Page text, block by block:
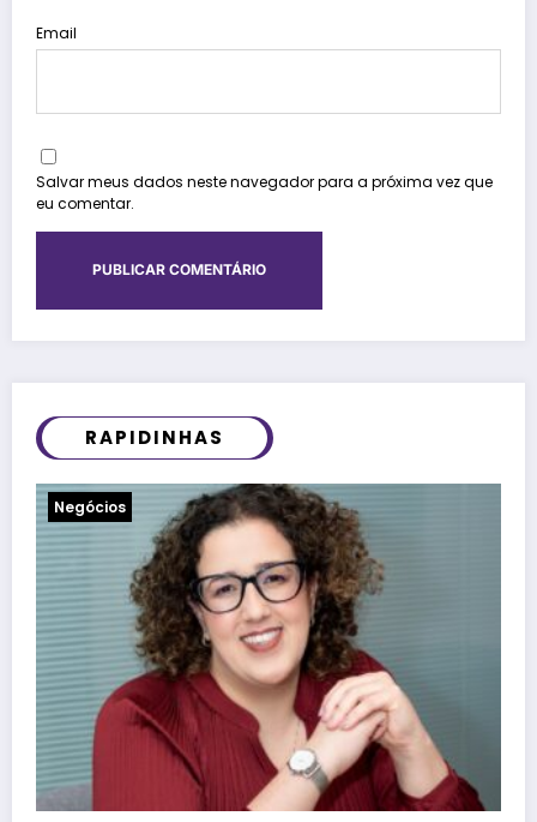
Email
Salvar meus dados neste navegador para a próxima vez que
eu comentar.
RAPIDINHAS
Notícias